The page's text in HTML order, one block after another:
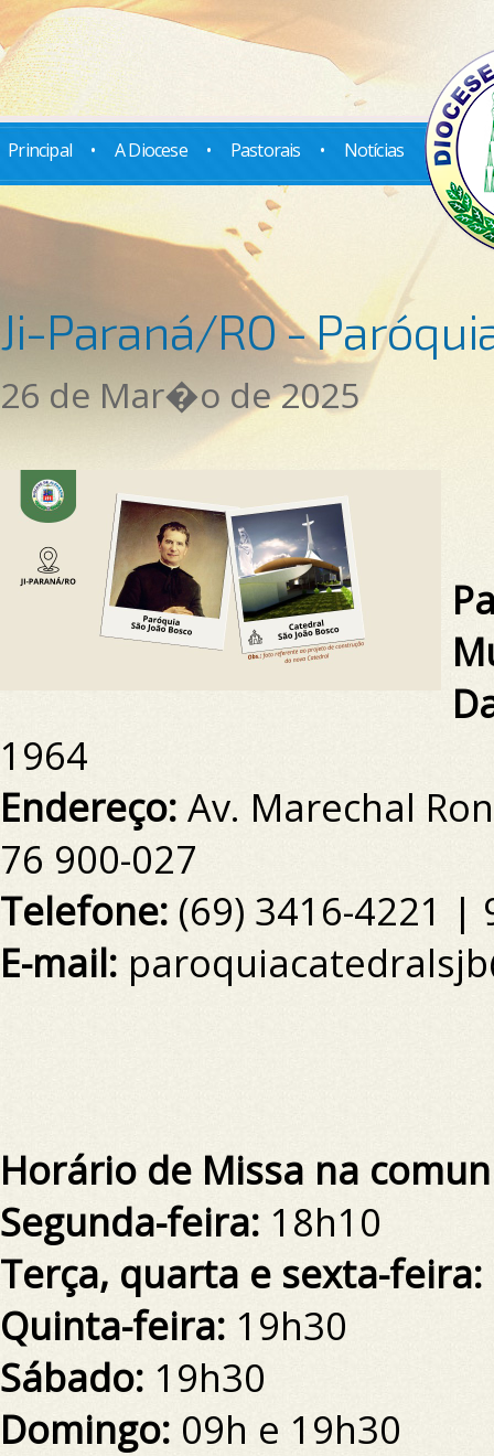
Principal • A Diocese • Pastorais • Notícias
Ji-Paraná/RO -
26 de Mar�o de 2025
1964
Endereço: Av. Marechal
76 900-027
Telefone: (69) 3416-4221 |
E-mail:
Horário de Missa na
Segunda-feira: 18h10
Terça, quarta e sexta-feira:
Quinta-feira: 19h30
Sábado: 19h30
Domingo: 09h e 19h30